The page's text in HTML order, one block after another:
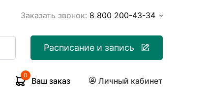
Заказать звонок: 8 800 200-43-34
Расписание и запись
0
Ваш заказ Личный кабинет